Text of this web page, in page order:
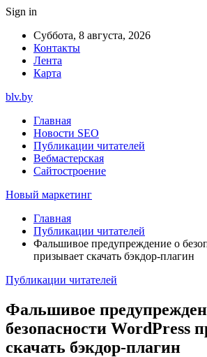
Sign in
Суббота, 8 августа, 2026
Контакты
Лента
Карта
blv.by
Главная
Новости SEO
Публикации читателей
Вебмастерская
Сайтостроение
Новый маркетинг
Главная
Публикации читателей
Фальшивое предупреждение о
призывает скачать бэкдор-плагин
Публикации читателей
Фальшивое
безопасности WordPress
скачать бэкдор-плагин